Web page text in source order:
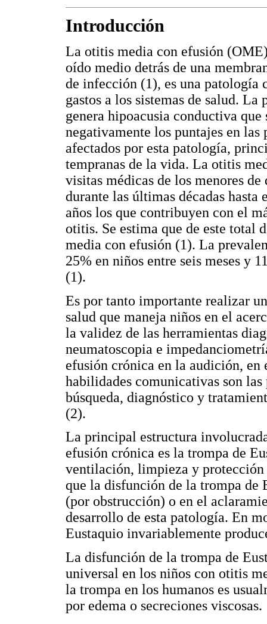
Introducción
La otitis media con efusión
oído medio detrás de una
de infección (1), es una patología
gastos a los sistemas de salud.
genera hipoacusia conductiva que
negativamente los puntajes en
afectados por esta patología,
tempranas de la vida. La otitis
visitas médicas de los menores
durante las últimas décadas hasta
años los que contribuyen con el
otitis. Se estima que de este total
media con efusión (1). La
25% en niños entre seis meses y
(1).
Es por tanto importante realizar
salud que maneja niños en el
la validez de las herramientas
neumatoscopia e
efusión crónica en la audición,
habilidades comunicativas son
búsqueda, diagnóstico y
(2).
La principal estructura
efusión crónica es la trompa de
ventilación, limpieza y protección
que la disfunción de la trompa de
(por obstrucción) o en el
desarrollo de esta patología. En
Eustaquio invariablemente
La disfunción de la trompa de
universal en los niños con otitis
la trompa en los humanos es
por edema o secreciones viscosas.